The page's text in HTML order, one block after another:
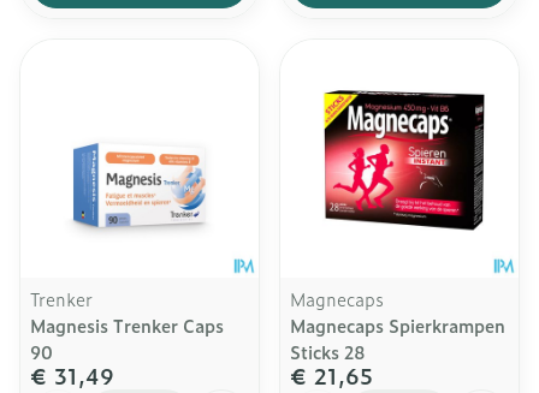
Trenker
Magnesis Trenker Caps
90
€ 31,49
Magnecaps
Magnecaps Spierkrampen
Sticks 28
€ 21,65